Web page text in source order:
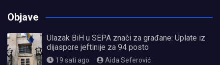
Objave
Ulazak BiH u SEPA znači za građane: Uplate iz
dijaspore jeftinije za 94 posto
19 sati ago Aida Seferović